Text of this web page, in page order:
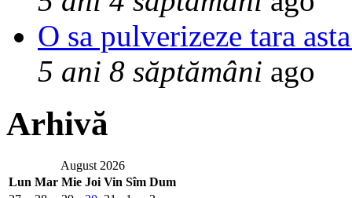
O sa pulverizeze tara
5 ani 8 săptămâni ago
Arhivă
August 2026
Lun Mar Mie Joi Vin Sîm Dum